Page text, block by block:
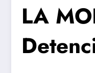
LA